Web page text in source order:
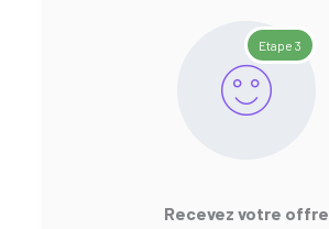
Etape 3
Recevez votre offre